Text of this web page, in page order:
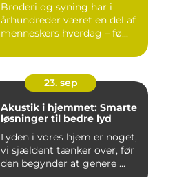
Broderi og syning har i
århundreder været en del af
menneskers hverdag – fø...
23. sep
Akustik i hjemmet: Smarte
løsninger til bedre lyd
Lyden i vores hjem er noget,
vi sjældent tænker over, før
den begynder at genere ...